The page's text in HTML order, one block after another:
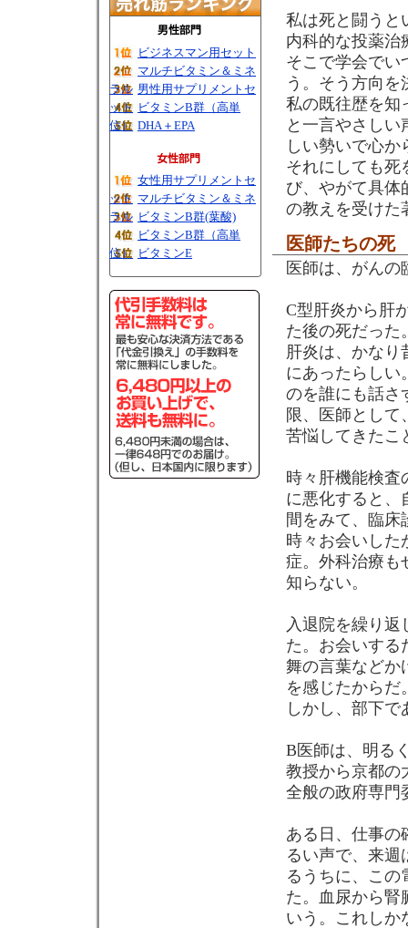
私は死と闘うと
内科的な投薬治
そこで学会でい
う。そう方向を
私の既往歴を知
と一言やさし
しい勢いで心
それにしても死
び、やがて具体
の教えを受けた
医師たちの死
医師は、がんの
C型肝炎から肝
た後の死だった
肝炎は、かなり
にあったらしい
のを誰にも話さ
限、医師として
苦悩してきたこ
時々肝機能検査
に悪化すると、
間をみて、臨床
時々お会いした
症。外科治療も
知らない。
入退院を繰り返
た。お会いする
舞の言葉などか
を感じたからだ
しかし、部下
B医師は、明る
教授から京都の
全般の政府専門
ある日、仕事の
るい声で、来週
るうちに、この
た。血尿から腎
いう。これしか
ビジネスマン用セット
マルチビタミン＆ミネ
ラル 男性用サプリメントセ
ット ビタミンB群（高単
位） DHA＋EPA
女性用サプリメントセ
ット マルチビタミン＆ミネ
ラル ビタミンB群(葉酸)
ビタミンB群（高単
位） ビタミンE